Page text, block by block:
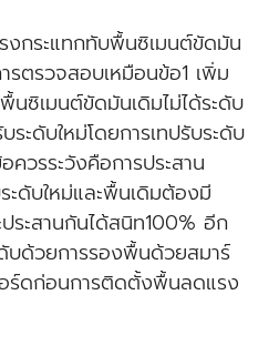
กระแทกทับพื้นซิเมนต์ขัดมัน
รตรวจสอบเหมือนข้อ1 เพิ่ม
ซิเมนต์ขัดมันเดิมไม่ได้ระดับ
ระดับใหม่โดยการเทปรับระดับ
วรระวังคือการประสาน
ะดับใหม่และพื้นเดิมต้องมี
ระสานกันได้สนิท100% อีก
บด้วยการรองพื้นด้วยสมาร์
ร์ดก่อนการติดตั้งพื้นลดแรง